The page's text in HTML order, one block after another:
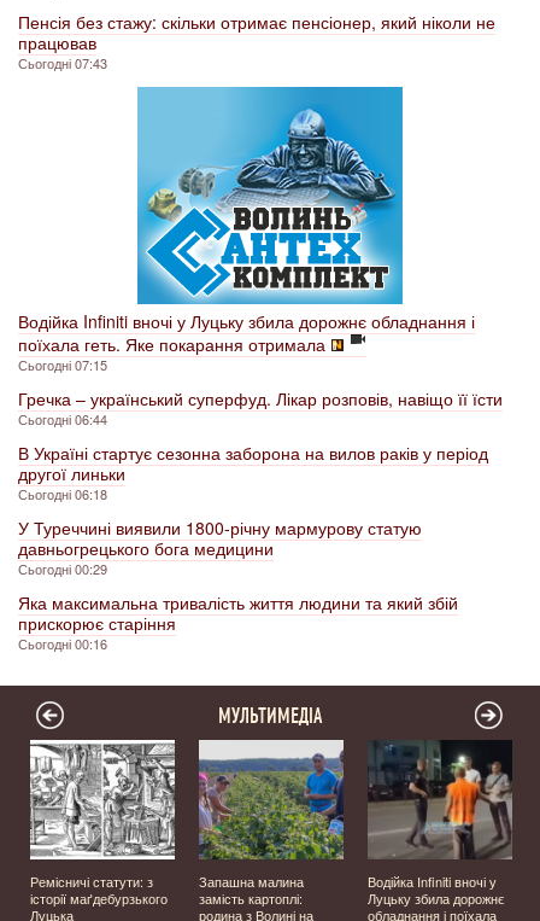
Пенсія без стажу: скільки отримає пенсіонер, який ніколи не
працював
Сьогодні 07:43
Водійка Infiniti вночі у Луцьку збила дорожнє обладнання і
поїхала геть. Яке покарання отримала
Сьогодні 07:15
Гречка – український суперфуд. Лікар розповів, навіщо її їсти
Сьогодні 06:44
В Україні стартує сезонна заборона на вилов раків у період
другої линьки
Сьогодні 06:18
У Туреччині виявили 1800-річну мармурову статую
давньогрецького бога медицини
Сьогодні 00:29
Яка максимальна тривалість життя людини та який збій
прискорює старіння
Сьогодні 00:16
МУЛЬТИМЕДІА
Ремісничі статути: з
історії маґдебурзького
Луцька
Запашна малина
замість картоплі:
родина з Волині на
Водійка Infiniti вночі у
Луцьку збила дорожнє
обладнання і поїхала